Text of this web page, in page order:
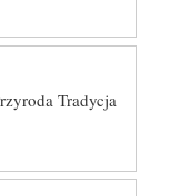
Tradycja